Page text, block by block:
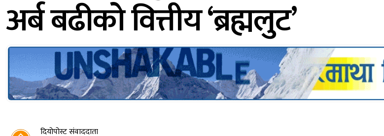
अर्ब बढीको वित्तीय ‘ब्रह्मलुट’
दियोपोस्ट संवाददाता